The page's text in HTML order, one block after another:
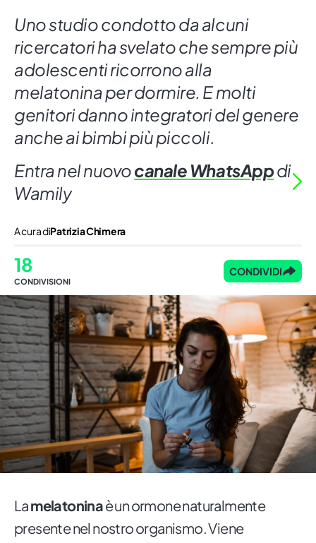
Uno studio condotto da alcuni
ricercatori ha svelato che sempre più
adolescenti ricorrono alla
melatonina per dormire. E molti
genitori danno integratori del genere
anche ai bimbi più piccoli.
Entra nel nuovocanale WhatsAppdi
Wamily
A cura diPatrizia Chimera
18
CONDIVISIONI
CONDIVIDI
Lamelatoninaè un ormone naturalmente
presente nel nostro organismo. Viene